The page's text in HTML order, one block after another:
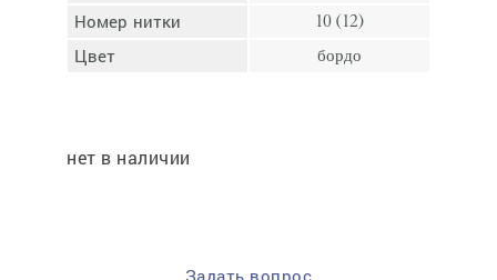
Номер нитки 10 (12)
Цвет бордо
нет в наличии